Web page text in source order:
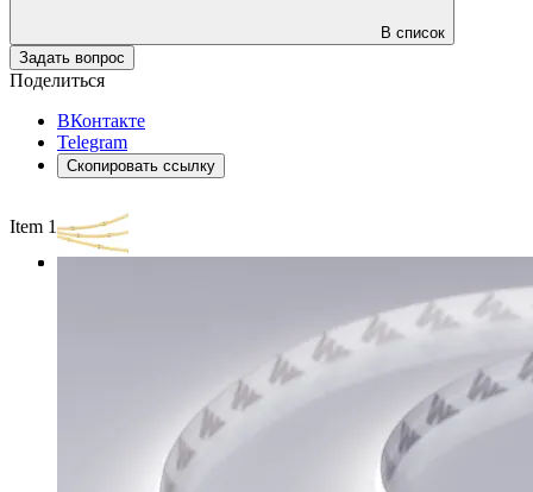
В список
Задать вопрос
Поделиться
ВКонтакте
Telegram
Скопировать ссылку
Item 1 of 3